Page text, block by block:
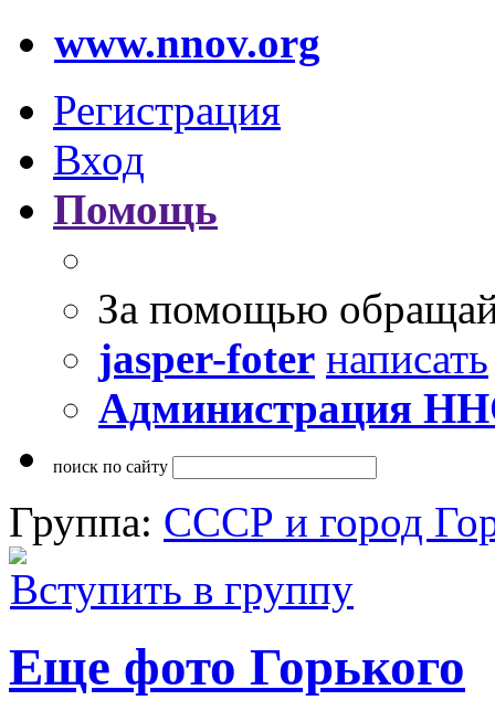
www.nnov.org
Регистрация
Вход
Помощь
За помощью
jasper-foter написать
Администрация
поиск по сайту
Группа: СССР и город
Вступить в группу
Еще фото Горького